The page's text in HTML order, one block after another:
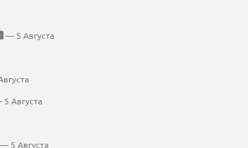
— 5 Августа
Августа
— 5 Августа